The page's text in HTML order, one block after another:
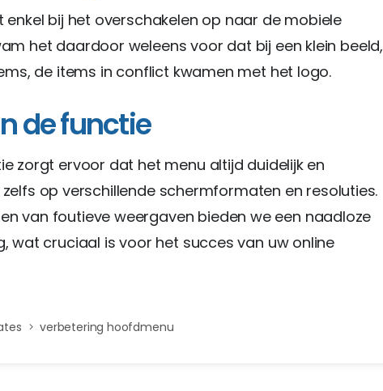
enkel bij het overschakelen op naar de mobiele
het daardoor weleens voor dat bij een klein beeld,
de items in conflict kwamen met het logo.
de functie
zorgt ervoor dat het menu altijd duidelijk en
op verschillende schermformaten en resoluties.
van foutieve weergaven bieden we een naadloze
wat cruciaal is voor het succes van uw online
verbetering hoofdmenu